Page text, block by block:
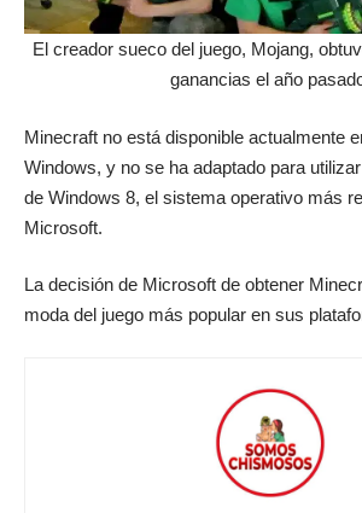
El creador sueco del juego, Mojang,
ganancias el año
Minecraft no está disponible actualmente
Windows, y no se ha adaptado para
de Windows 8, el sistema operativo más
Microsoft.
La decisión de Microsoft de obtener
moda del juego más popular en sus